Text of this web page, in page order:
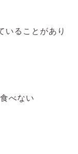
いることがあり
べない